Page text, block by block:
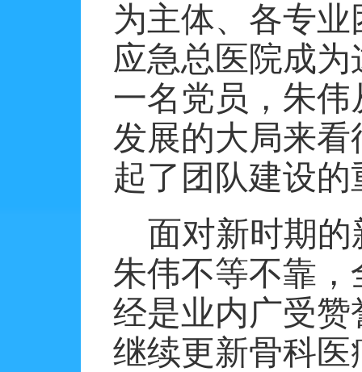
为主体、各专
应急总医院成
一名党员，朱
发展的大局来
起了团队建设的
面对新时期
朱伟不等不靠
经是业内广受
继续更新骨科